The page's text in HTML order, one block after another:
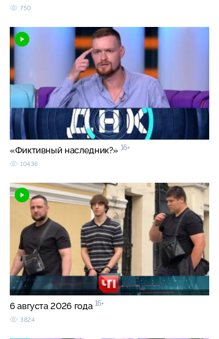
750
«Фиктивный наследник?» 16+
10436
6 августа 2026 года 16+
3824